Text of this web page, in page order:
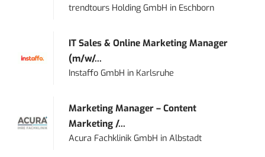
trendtours Holding GmbH in Eschborn
IT Sales & Online Marketing Manager
(m/w/...
Instaffo GmbH in Karlsruhe
Marketing Manager – Content
Marketing /...
Acura Fachklinik GmbH inAlbstadt